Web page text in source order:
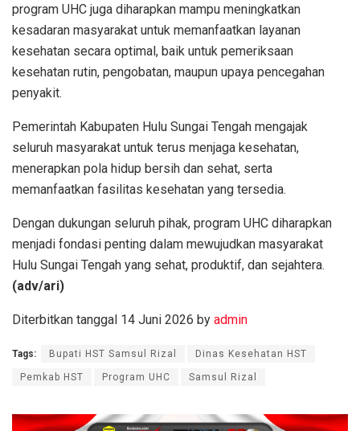
program UHC juga diharapkan mampu meningkatkan
kesadaran masyarakat untuk memanfaatkan layanan
kesehatan secara optimal, baik untuk pemeriksaan
kesehatan rutin, pengobatan, maupun upaya pencegahan
penyakit.
Pemerintah Kabupaten Hulu Sungai Tengah mengajak
seluruh masyarakat untuk terus menjaga kesehatan,
menerapkan pola hidup bersih dan sehat, serta
memanfaatkan fasilitas kesehatan yang tersedia.
Dengan dukungan seluruh pihak, program UHC diharapkan
menjadi fondasi penting dalam mewujudkan masyarakat
Hulu Sungai Tengah yang sehat, produktif, dan sejahtera.
(adv/ari)
Diterbitkan tanggal 14 Juni 2026 by admin
Tags: Bupati HST Samsul Rizal Dinas Kesehatan HST
Pemkab HST Program UHC Samsul Rizal